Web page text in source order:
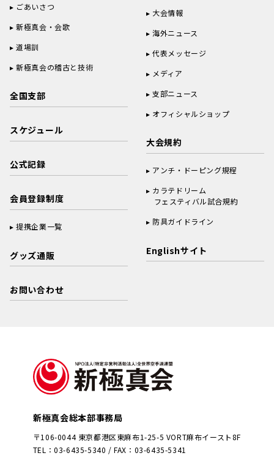
ごあいさつ
新極真会・会歌
道場訓
新極真会の稽古と技術
全国支部
スケジュール
公式記録
会員登録制度
提携企業一覧
グッズ通販
お問い合わせ
大会情報
海外ニュース
代表メッセージ
メディア
支部ニュース
オフィシャルショップ
大会規約
アンチ・ドーピング規程
カラテドリーム
フェスティバル試合規約
防具ガイドライン
Englishサイト
新極真会総本部事務局
〒106-0044 東京都港区東麻布1-25-5 VORT麻布イースト8F
TEL：03-6435-5340 / FAX：03-6435-5341